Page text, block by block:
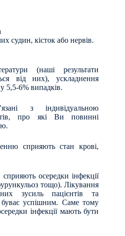
судин, кісток або нервів.
(наші результати
від них), ускладнення
5,5-6% випадків.
з індивідуальною
про які Ви повинні
сприяють стан крові,
осередки інфекції
тощо). Лікування
зусиль пацієнтів та
успішним. Саме тому
інфекції мають бути